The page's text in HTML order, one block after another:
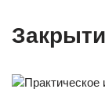
Практическое